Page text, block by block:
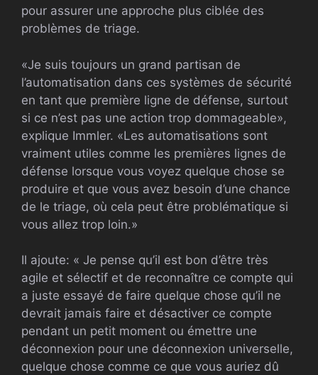
pour assurer une approche plus ciblée des
problèmes de triage.
«Je suis toujours un grand partisan de
l’automatisation dans ces systèmes de sécurité
en tant que première ligne de défense, surtout
si ce n’est pas une action trop dommageable»,
explique Immler. «Les automatisations sont
vraiment utiles comme les premières lignes de
défense lorsque vous voyez quelque chose se
produire et que vous avez besoin d’une chance
de le triage, où cela peut être problématique si
vous allez trop loin.»
Il ajoute: « Je pense qu’il est bon d’être très
agile et sélectif et de reconnaître ce compte qui
a juste essayé de faire quelque chose qu’il ne
devrait jamais faire et désactiver ce compte
pendant un petit moment ou émettre une
déconnexion pour une déconnexion universelle,
quelque chose comme ce que vous auriez dû